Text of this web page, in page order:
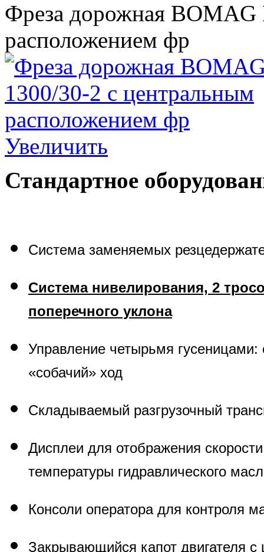
Фреза дорожная
расположением фр
Увеличить
Стандартное
Система заменяемых
Система нивелирования, 2
поперечного уклона
Управление четырьмя
«собачий» ход
Складываемый разгрузочный
Дисплеи для отображения
температуры гидравлического
Консоли оператора для контроля
Закрывающийся капот двигателя